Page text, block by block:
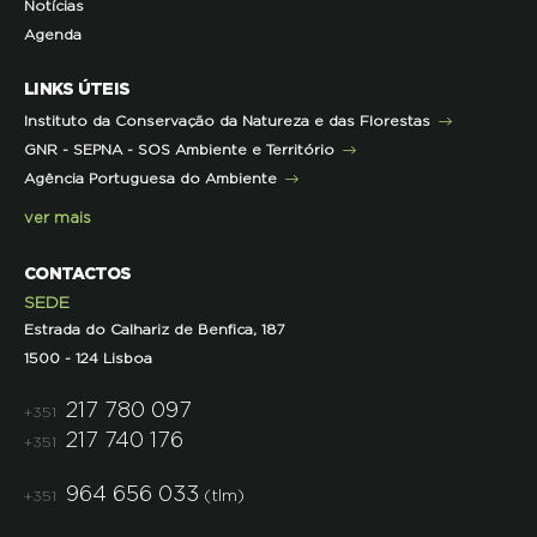
Representações
Histórico de Projetos
Dicas úteis
Iniciativas
Pareceres
Parcerias
Projetos
Semana do Jornalismo de Ambiente 2023
Recursos Pedagógicos
Literacia para a Floresta
Projetos
Formação Certificada
Formação Contínua para Professores
Outras Formações
Notícias
Agenda
LINKS ÚTEIS
Instituto da Conservação da Natureza e das Florestas
GNR - SEPNA - SOS Ambiente e Território
Agência Portuguesa do Ambiente
ver mais
CONTACTOS
SEDE
Estrada do Calhariz de Benfica, 187
1500 - 124 Lisboa
+351 217 780 097
+351 217 740 176
+351 964 656 033 (tlm)